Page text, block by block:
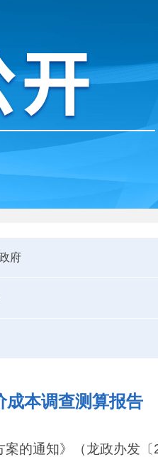
府
成本调查测算报告
的通知》（龙政办发〔